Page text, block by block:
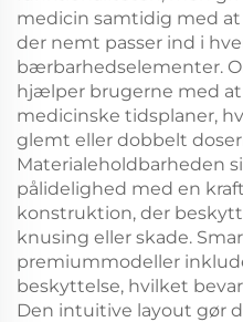
medicin samtidig med
der nemt passer ind i
bærbarhedselementer.
hjælper brugerne med
medicinske tidsplaner,
glemt eller dobbelt
Materialeholdbarheden
pålidelighed med en
konstruktion, der
knusing eller skade.
premiummodeller
beskyttelse, hvilket
Den intuitive layout gør